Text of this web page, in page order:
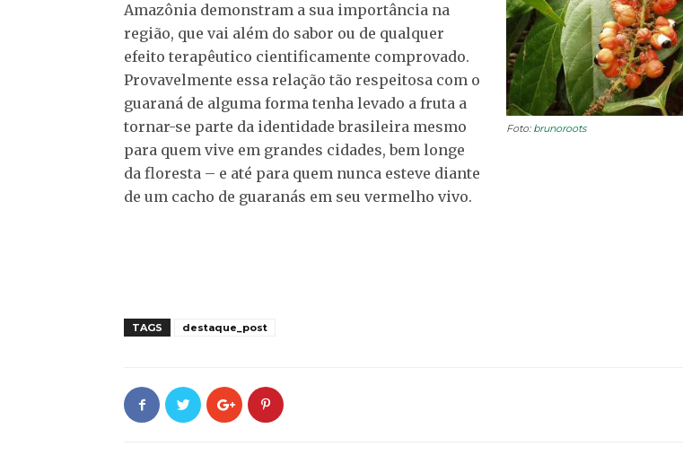
Foto: brunoroots
Amazônia demonstram a sua importância na
região, que vai além do sabor ou de qualquer
efeito terapêutico cientificamente comprovado.
Provavelmente essa relação tão respeitosa com o
guaraná de alguma forma tenha levado a fruta a
tornar-se parte da identidade brasileira mesmo
para quem vive em grandes cidades, bem longe
da floresta – e até para quem nunca esteve diante
de um cacho de guaranás em seu vermelho vivo.
TAGS destaque_post